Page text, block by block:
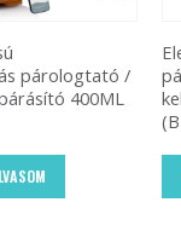
párologtató /
400ML